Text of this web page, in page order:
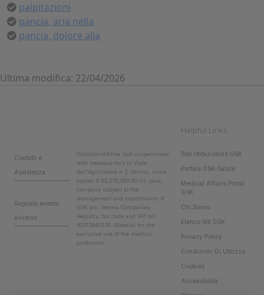
palpitazioni
pancia, aria nella
pancia, dolore alla
Ultima modifica: 22/04/2026
Helpful Links
Contatti e
Assistenza
Segnala evento
avverso
GlaxoSmithKline SpA unipersonale
with headquarters in Viale
dell'Agricoltura n.7, Verona, share
capital € 65,250,000.00 int. paid,
company subject to the
management and coordination of
GSK plc, Verona Companies
Registry, tax code and VAT no.
00212840235. Material for the
exclusive use of the medical
profession.
Sito Istituzionale GSK
Portale GSK-Salute
Medical Affairs Portal
GSK
Chi Siamo
Elenco Siti GSK
Privacy Policy
Condizioni Di Utilizzo
Cookies
Accessibilità